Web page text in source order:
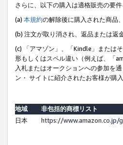
さらに、以下の購入は適格販売の要
(a) 本規約の解除後に購入された商品、
(b) 注文が取り消され、返品または返
(c) 「アマゾン」、「Kindle」または
形もしくはスペル違い（例えば、「
入札またはオークションへの参加を
ン・ サイトに紹介されたお客様が購入
地域
非包括的商標リスト
日本
https://www.amazon.co.jp/